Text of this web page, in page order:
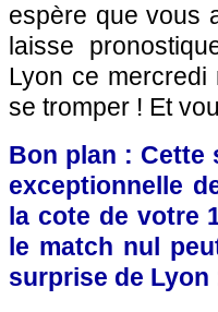
espère que vous
laisse
Lyon ce mercredi
se tromper ! Et
Bon plan : Cette
exceptionnelle
la cote de votre
le match nul
surprise de Lyon